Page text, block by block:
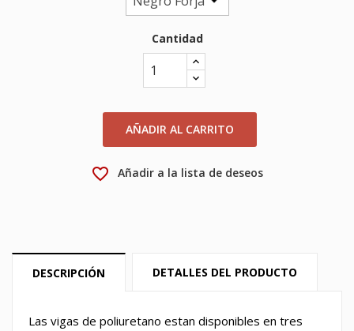
Cantidad
AÑADIR AL CARRITO
favorite_border Añadir a la lista de deseos
DESCRIPCIÓN DETALLES DEL PRODUCTO
Las vigas de poliuretano estan disponibles en tres
Crear lista de deseos
Nombre de la lista de deseos
Cancelar Crear lista de deseos
Iniciar sesión
Debe iniciar sesión para guardar productos en su lista
Cancelar